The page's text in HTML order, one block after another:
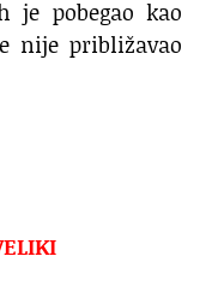
pobegao kao
nije približavao